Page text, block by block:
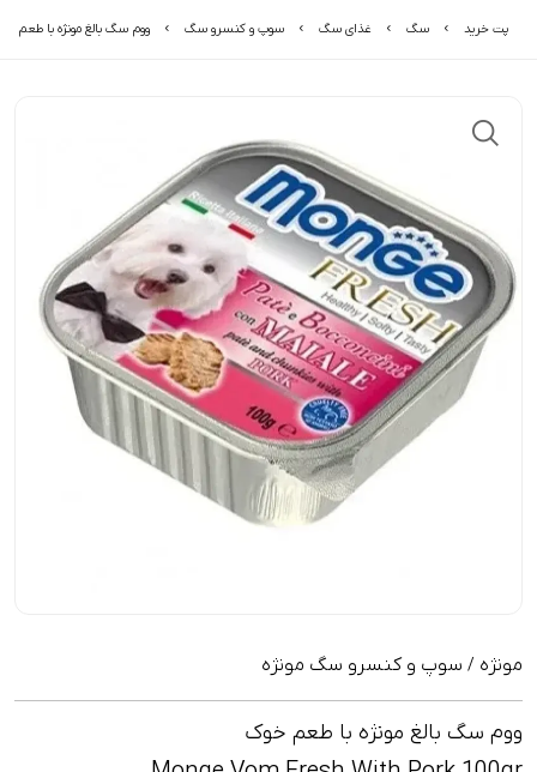
پت خرید سگ غذای سگ سوپ و کنسرو سگ ووم سگ بالغ مونژه با طعم
مونژه / سوپ و کنسرو سگ مونژه
ووم سگ بالغ مونژه با طعم خوک